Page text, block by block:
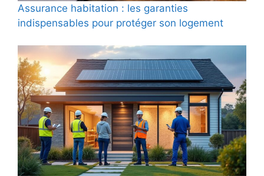
Assurance habitation : les garanties
indispensables pour protéger son logement